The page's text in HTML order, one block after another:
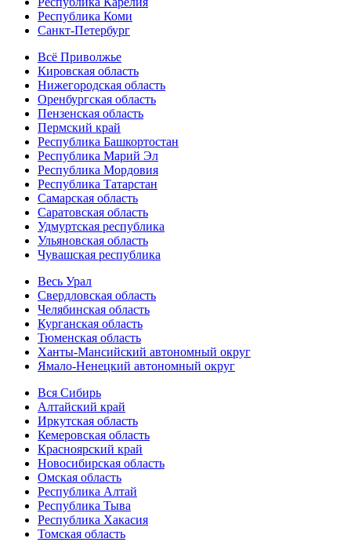
Республика Коми
Санкт-Петербург
Всё Приволжье
Кировская область
Нижегородская область
Оренбургская область
Пензенская область
Пермский край
Республика Башкортостан
Республика Марий Эл
Республика Мордовия
Республика Татарстан
Самарская область
Саратовская область
Удмуртская республика
Ульяновская область
Чувашская республика
Весь Урал
Свердловская область
Челябинская область
Курганская область
Тюменская область
Ханты-Мансийский автономный округ
Ямало-Ненецкий автономный округ
Вся Сибирь
Алтайский край
Иркутская область
Кемеровская область
Красноярский край
Новосибирская область
Омская область
Республика Алтай
Республика Тыва
Республика Хакасия
Томская область